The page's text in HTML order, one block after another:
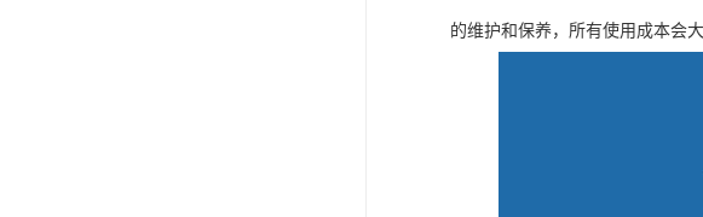
的维护和保养，所有使用成本会